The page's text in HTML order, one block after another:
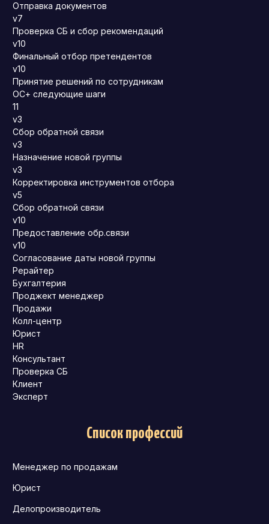
Отправка документов
v7
Проверка СБ и сбор рекомендаций
v10
Финальный отбор претендентов
v10
Принятие решений по сотрудникам
ОС+ следующие шаги
11
v3
Сбор обратной связи
v3
Назначение новой группы
v3
Корректировка инструментов отбора
v5
Сбор обратной связи
v10
Предоставление обр.связи
v10
Согласование даты новой группы
Рерайтер
Бухгалтерия
Проджект менеджер
Продажи
Колл-центр
Юрист
HR
Консультант
Проверка СБ
Клиент
Эксперт
Список профессий
Менеджер по продажам
Юрист
Делопроизводитель